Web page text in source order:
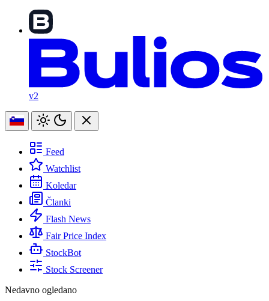
v2
Feed
Watchlist
Koledar
Članki
Flash News
Fair Price Index
StockBot
Stock Screener
Nedavno ogledano